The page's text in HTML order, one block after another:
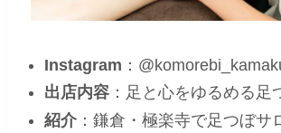
Instagram ：
出店内容 ：足と心をゆるめる足
紹介 ：鎌倉・極楽寺で足つぼサ